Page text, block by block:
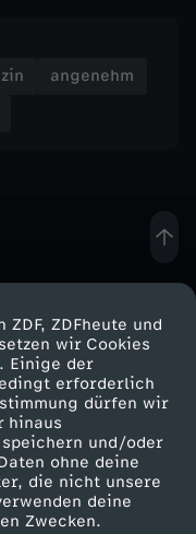
ZDFheute und
wir Cookies
Einige der
erforderlich
dürfen wir
hinaus
und/oder
ohne deine
die nicht unsere
deine
Zwecken.
angenehm
zum ZDF